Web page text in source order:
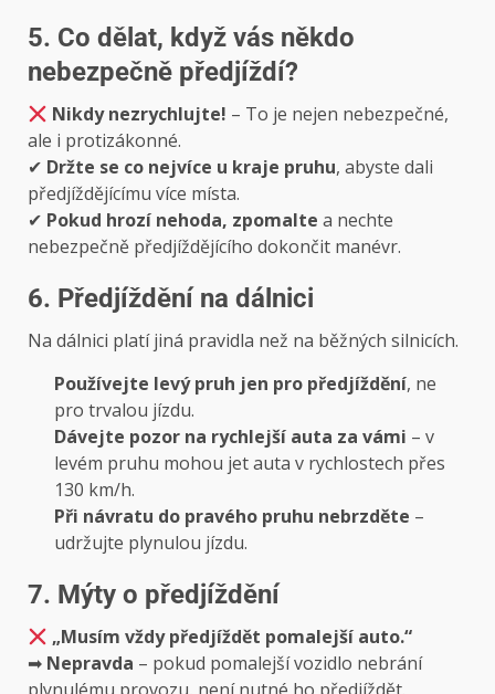
5. Co dělat, když vás někdo
nebezpečně předjíždí?
Nikdy nezrychlujte! – To je nejen nebezpečné,
ale i protizákonné.
✔ Držte se co nejvíce u kraje pruhu, abyste dali
předjíždějícímu více místa.
✔ Pokud hrozí nehoda, zpomalte a nechte
nebezpečně předjíždějícího dokončit manévr.
6. Předjíždění na dálnici
Na dálnici platí jiná pravidla než na běžných silnicích.
Používejte levý pruh jen pro předjíždění, ne
pro trvalou jízdu.
Dávejte pozor na rychlejší auta za vámi – v
levém pruhu mohou jet auta v rychlostech přes
130 km/h.
Při návratu do pravého pruhu nebrzděte –
udržujte plynulou jízdu.
7. Mýty o předjíždění
„Musím vždy předjíždět pomalejší auto.“
➡ Nepravda – pokud pomalejší vozidlo nebrání